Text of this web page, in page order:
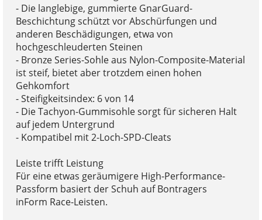
- Die langlebige, gummierte GnarGuard-
Beschichtung schützt vor Abschürfungen und
anderen Beschädigungen, etwa von
hochgeschleuderten Steinen
- Bronze Series-Sohle aus Nylon-Composite-Material
ist steif, bietet aber trotzdem einen hohen
Gehkomfort
- Steifigkeitsindex: 6 von 14
- Die Tachyon-Gummisohle sorgt für sicheren Halt
auf jedem Untergrund
- Kompatibel mit 2-Loch-SPD-Cleats
Leiste trifft Leistung
Für eine etwas geräumigere High-Performance-
Passform basiert der Schuh auf Bontragers
inForm Race-Leisten.